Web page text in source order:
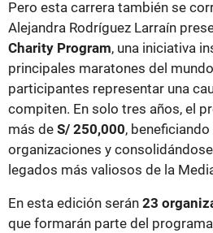
Pero esta carrera también se
Alejandra Rodríguez Larraín
Charity Program, una iniciativa
principales maratones del
participantes representar una
compiten. En solo tres años, el
más de S/ 250,000,
organizaciones y
legados más valiosos de la
En esta edición serán 23
que formarán parte del